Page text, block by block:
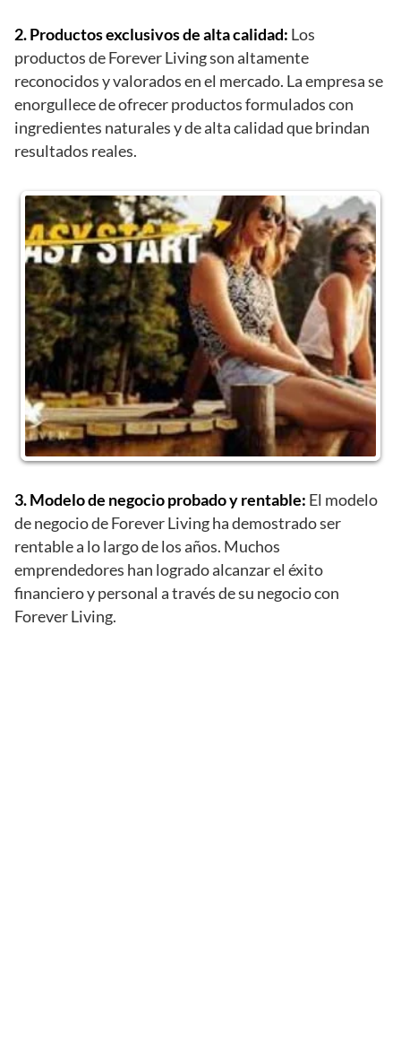
2. Productos exclusivos de alta calidad: Los
productos de Forever Living son altamente
reconocidos y valorados en el mercado. La empresa se
enorgullece de ofrecer productos formulados con
ingredientes naturales y de alta calidad que brindan
resultados reales.
3. Modelo de negocio probado y rentable: El modelo
de negocio de Forever Living ha demostrado ser
rentable a lo largo de los años. Muchos
emprendedores han logrado alcanzar el éxito
financiero y personal a través de su negocio con
Forever Living.